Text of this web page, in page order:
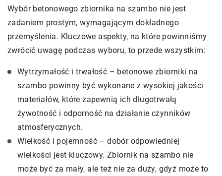
Wybór betonowego zbiornika na szambo nie jest
zadaniem prostym, wymagającym dokładnego
przemyślenia. Kluczowe aspekty, na które powinniśmy
zwrócić uwagę podczas wyboru, to przede wszystkim:
Wytrzymałość i trwałość – betonowe zbiorniki na
szambo powinny być wykonane z wysokiej jakości
materiałów, które zapewnią ich długotrwałą
żywotność i odporność na działanie czynników
atmosferycznych.
Wielkość i pojemność – dobór odpowiedniej
wielkości jest kluczowy. Zbiornik na szambo nie
może być za mały, ale też nie za duży, gdyż może to